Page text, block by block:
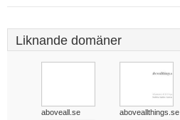
Liknande domäner
aboveall.se aboveallthings.se